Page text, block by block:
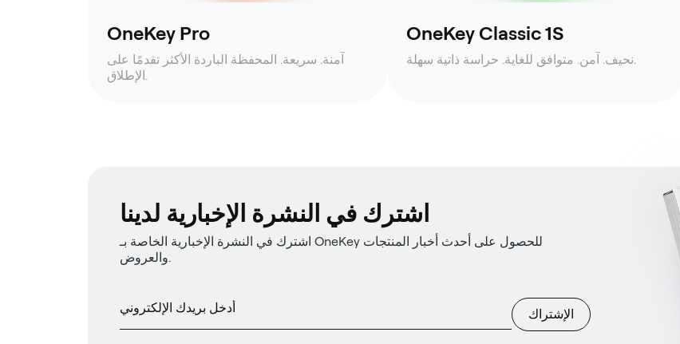
OneKey Pro
آمنة. سريعة. المحفظة الباردة الأكثر تقدمًا على
الإطلاق.
OneKey Classic 1S
نحيف. آمن. متوافق للغاية. حراسة ذاتية سهلة.
اشترك في النشرة الإخبارية لدينا
اشترك في النشرة الإخبارية الخاصة بـ OneKey للحصول على أحدث أخبار المنتجات
والعروض.
الإشتراك